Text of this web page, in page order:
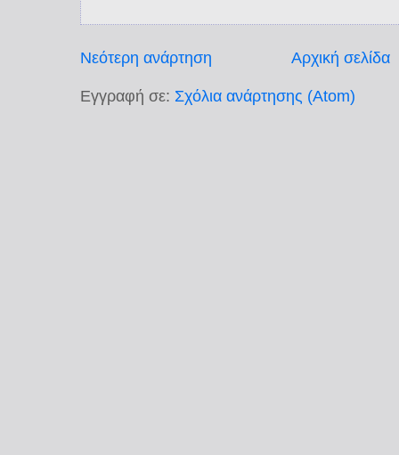
Νεότερη ανάρτηση Αρχική σελίδα
Εγγραφή σε: Σχόλια ανάρτησης (Atom)